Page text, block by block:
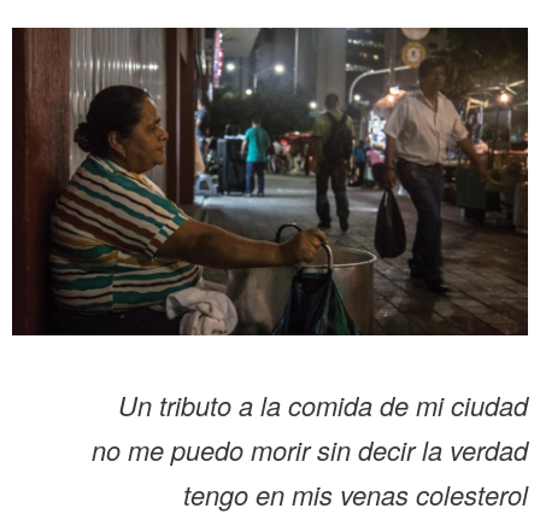
Un tributo a la comida de mi ciudad
no me puedo morir sin decir la verdad
tengo en mis venas colesterol